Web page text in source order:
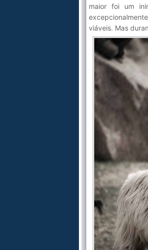
maior foi um
viáveis. Mas